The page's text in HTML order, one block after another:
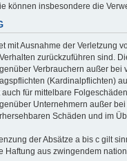
können insbesondere die
mit Ausnahme der Verletzung
zurückzuführen sind.
Verbrauchern außer
(Kardinalpflichten)
auch für mittelbare
Unternehmern außer
Schäden und im
der Absätze a bis c gilt
Haftung aus zwingendem